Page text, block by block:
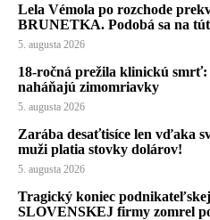
Lela Vémola po rozchode
BRUNETKA. Podobá sa na
5. augusta 2026
18-ročná prežila klinickú smrť:
naháňajú zimomriavky
5. augusta 2026
Zarába desaťtisíce len vďaka
muži platia stovky dolárov!
5. augusta 2026
Tragický koniec
SLOVENSKEJ firmy zomrel